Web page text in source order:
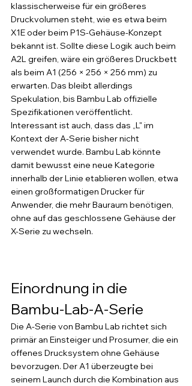
klassischerweise für ein größeres
Druckvolumen steht, wie es etwa beim
X1E oder beim P1S-Gehäuse-Konzept
bekannt ist. Sollte diese Logik auch beim
A2L greifen, wäre ein größeres Druckbett
als beim A1 (256 × 256 × 256 mm) zu
erwarten. Das bleibt allerdings
Spekulation, bis Bambu Lab offizielle
Spezifikationen veröffentlicht.
Interessant ist auch, dass das „L" im
Kontext der A-Serie bisher nicht
verwendet wurde. Bambu Lab könnte
damit bewusst eine neue Kategorie
innerhalb der Linie etablieren wollen, etwa
einen großformatigen Drucker für
Anwender, die mehr Bauraum benötigen,
ohne auf das geschlossene Gehäuse der
X-Serie zu wechseln.
Einordnung in die
Bambu-Lab-A-Serie
Die A-Serie von Bambu Lab richtet sich
primär an Einsteiger und Prosumer, die ein
offenes Drucksystem ohne Gehäuse
bevorzugen. Der A1 überzeugte bei
seinem Launch durch die Kombination aus